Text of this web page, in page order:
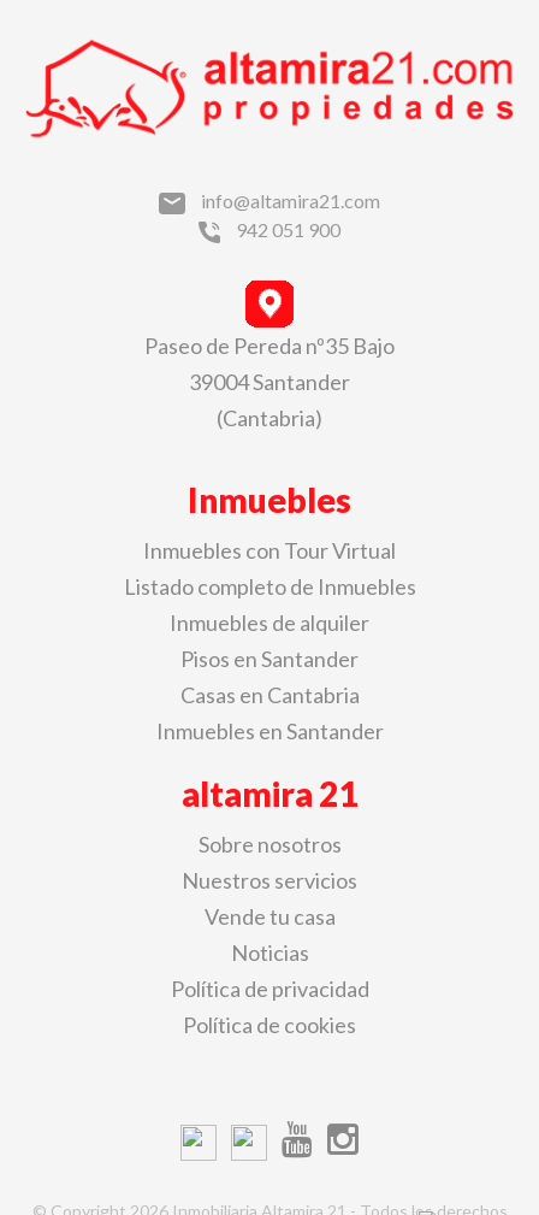
info@altamira21.com
942 051 900
Paseo de Pereda nº35 Bajo
39004 Santander
(Cantabria)
Inmuebles
Inmuebles con Tour Virtual
Listado completo de Inmuebles
Inmuebles de alquiler
Pisos en Santander
Casas en Cantabria
Inmuebles en Santander
altamira 21
Sobre nosotros
Nuestros servicios
Vende tu casa
Noticias
Política de privacidad
Política de cookies
© Copyright 2026 Inmobiliaria Altamira 21 - Todos los derechos